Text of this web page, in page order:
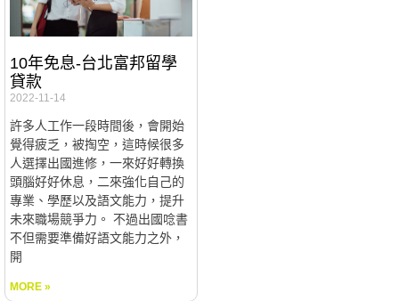
10年免息-台北富邦留學
貸款
2022-11-14
許多人工作一段時間後，會開始
覺得疲乏，被掏空，這時候很多
人選擇出國進修，一來好好轉換
頭腦好好休息，二來強化自己的
專業、學歷以及語文能力，提升
未來職場競爭力。 不過出國唸書
不但需要準備好語文能力之外，
開
MORE »